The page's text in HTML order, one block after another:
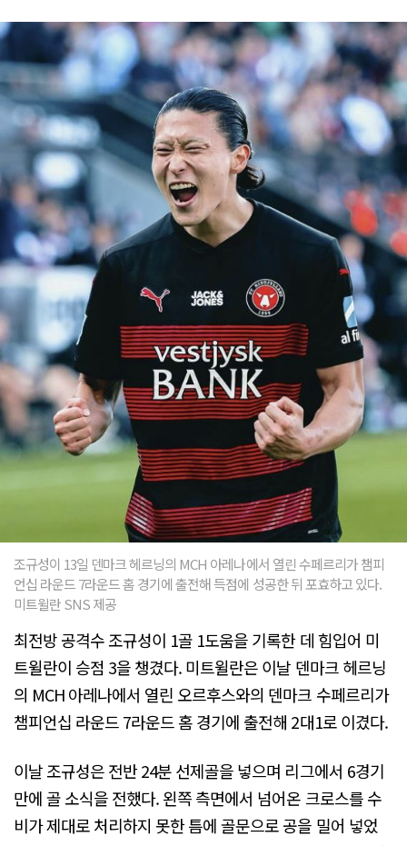
조규성이 13일 덴마크 헤르닝의 MCH 아레나에서 열린 수페르리가 챔피
언십 라운드 7라운드 홈 경기에 출전해 득점에 성공한 뒤 포효하고 있다.
미트윌란 SNS 제공
최전방 공격수 조규성이 1골 1도움을 기록한 데 힘입어 미
트윌란이 승점 3을 챙겼다. 미트윌란은 이날 덴마크 헤르닝
의 MCH 아레나에서 열린 오르후스와의 덴마크 수페르리가
챔피언십 라운드 7라운드 홈 경기에 출전해 2대1로 이겼다.
이날 조규성은 전반 24분 선제골을 넣으며 리그에서 6경기
만에 골 소식을 전했다. 왼쪽 측면에서 넘어온 크로스를 수
비가 제대로 처리하지 못한 틈에 골문으로 공을 밀어 넣었